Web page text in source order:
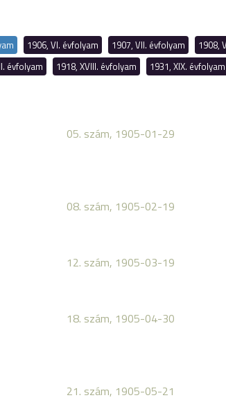
1906, VI. évfolyam 1907, VII. évfolyam 1908,
évfolyam 1918, XVIII. évfolyam 1931, XIX. évfolyam
05. szám, 1905-01-29
08. szám, 1905-02-19
12. szám, 1905-03-19
18. szám, 1905-04-30
21. szám, 1905-05-21